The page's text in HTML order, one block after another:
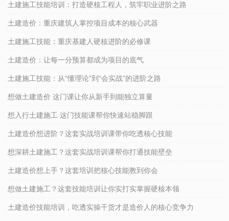
土建施工技能培训：打造硬核工程人，筑牢职业进阶之路
土建造价：重庆建筑人掌控项目成本的核心武器
土建施工技能：重庆基建人硬核进阶的必修课
土建造价：让每一分预算都成为项目的底气
土建施工技能：从“懂理论”到“会实战”的进阶之路
想做土建造价 这门课让你从新手到能独立算量
想入行土建施工 这门技能课帮你快速站稳脚跟
土建造价想进阶？这套实战培训课带你吃透核心技能
想深耕土建施工？这套实战培训课帮你打通技能壁垒
土建造价想上手？这套培训把核心技能教到你会
想做土建施工？这套技能培训让你实打实掌握硬核本领
土建造价技能培训，吃透实操干货才是造价人的核心竞争力